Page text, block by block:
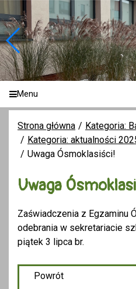
Menu
Strona główna
Kategoria:
Kategoria: aktualności
Uwaga Ósmoklasiści!
Uwaga
Zaświadczenia z Egzaminu
odebrania w sekretariacie
piątek 3 lipca br.
Powrót